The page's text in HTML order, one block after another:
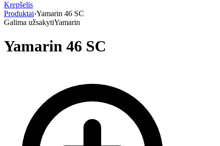
Krepšelis
Produktai›Yamarin 46 SC
Galima užsakytiYamarin
Yamarin 46 SC